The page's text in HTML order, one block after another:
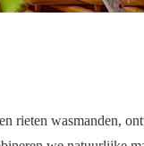
rieten wasmanden,